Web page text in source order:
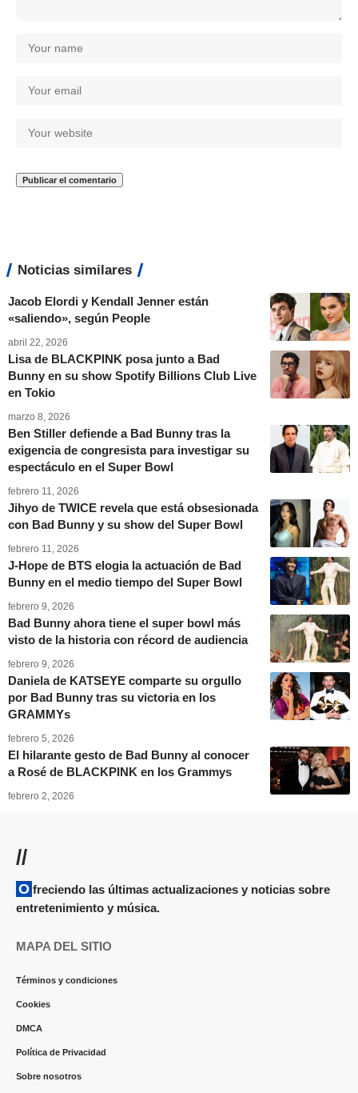
Noticias similares
Jacob Elordi y Kendall Jenner están
«saliendo», según People
abril 22, 2026
Lisa de BLACKPINK posa junto a Bad
Bunny en su show Spotify Billions Club Live
en Tokio
marzo 8, 2026
Ben Stiller defiende a Bad Bunny tras la
exigencia de congresista para investigar su
espectáculo en el Super Bowl
febrero 11, 2026
Jihyo de TWICE revela que está obsesionada
con Bad Bunny y su show del Super Bowl
febrero 11, 2026
J-Hope de BTS elogia la actuación de Bad
Bunny en el medio tiempo del Super Bowl
febrero 9, 2026
Bad Bunny ahora tiene el super bowl más
visto de la historia con récord de audiencia
febrero 9, 2026
Daniela de KATSEYE comparte su orgullo
por Bad Bunny tras su victoria en los
GRAMMYs
febrero 5, 2026
El hilarante gesto de Bad Bunny al conocer
a Rosé de BLACKPINK en los Grammys
febrero 2, 2026
//
Ofreciendo las últimas actualizaciones y noticias sobre
entretenimiento y música.
MAPA DEL SITIO
Términos y condiciones
Cookies
DMCA
Política de Privacidad
Sobre nosotros